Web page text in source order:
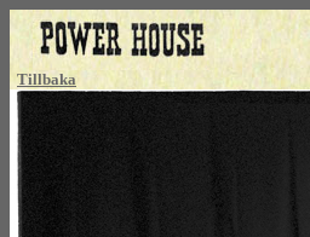
Tillbaka